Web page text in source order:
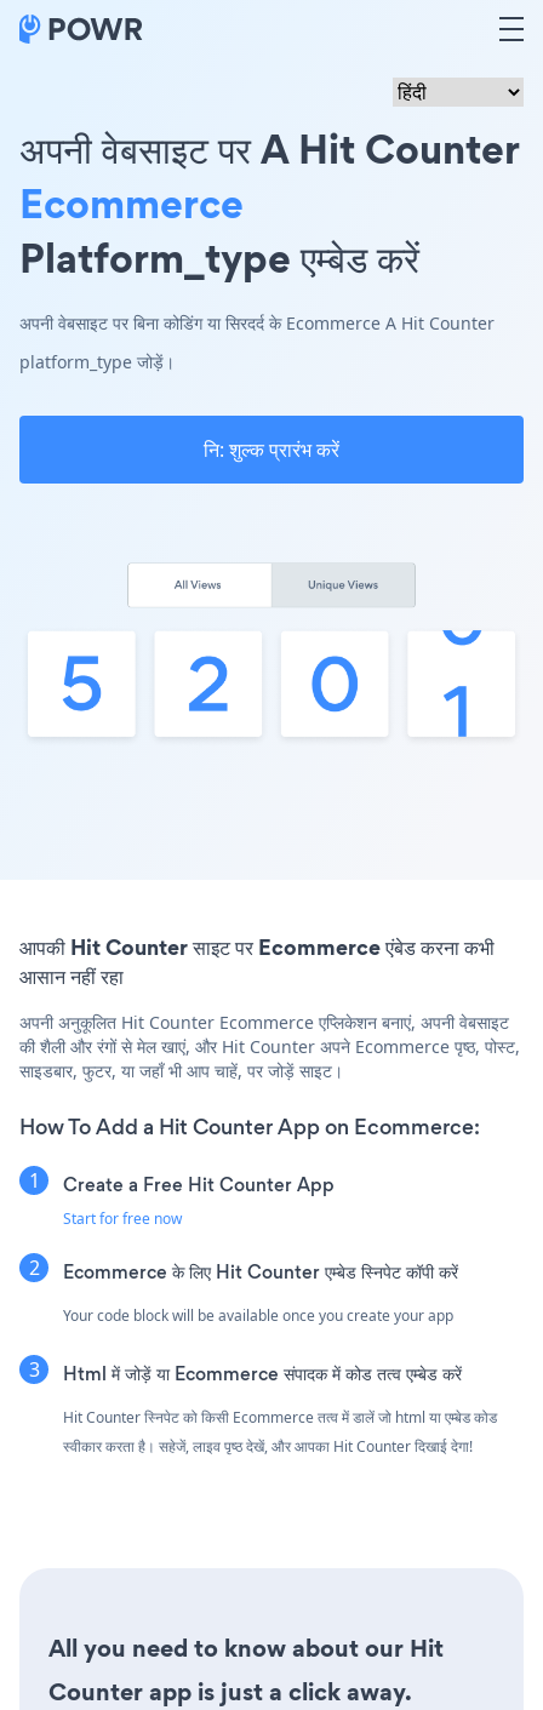
अपनी वेबसाइट पर A Hit Counter
Ecommerce
Platform_type एम्बेड करें
अपनी वेबसाइट पर बिना कोडिंग या सिरदर्द के Ecommerce A Hit Counter
platform_type जोड़ें।
नि: शुल्क प्रारंभ करें
आपकी Hit Counter साइट पर Ecommerce एंबेड करना कभी
आसान नहीं रहा
अपनी अनुकूलित Hit Counter Ecommerce एप्लिकेशन बनाएं, अपनी वेबसाइट
की शैली और रंगों से मेल खाएं, और Hit Counter अपने Ecommerce पृष्ठ, पोस्ट,
साइडबार, फुटर, या जहाँ भी आप चाहें, पर जोड़ें साइट।
How To Add a Hit Counter App on Ecommerce:
Create a Free Hit Counter App
Start for free now
Ecommerce के लिए Hit Counter एम्बेड स्निपेट कॉपी करें
Your code block will be available once you create your app
Html में जोड़ें या Ecommerce संपादक में कोड तत्व एम्बेड करें
Hit Counter स्निपेट को किसी Ecommerce तत्व में डालें जो html या एम्बेड कोड
स्वीकार करता है। सहेजें, लाइव पृष्ठ देखें, और आपका Hit Counter दिखाई देगा!
All you need to know about our Hit
Counter app is just a click away.